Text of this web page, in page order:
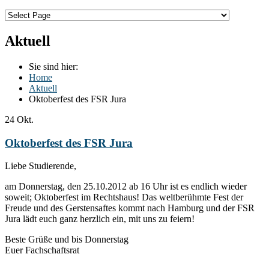
Aktuell
Sie sind hier:
Home
Aktuell
Oktoberfest des FSR Jura
24 Okt.
Oktoberfest des FSR Jura
Liebe Studierende,
am Donnerstag, den 25.10.2012 ab 16 Uhr ist es endlich wieder
soweit; Oktoberfest im Rechtshaus! Das weltberühmte Fest der
Freude und des Gerstensaftes kommt nach Hamburg und der FSR
Jura lädt euch ganz herzlich ein, mit uns zu feiern!
Beste Grüße und bis Donnerstag
Euer Fachschaftsrat